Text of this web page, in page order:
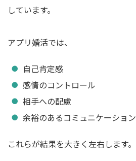
しています。
アプリ婚活では、
自己肯定感
感情のコントロール
相手への配慮
余裕のあるコミュニケーション
これらが結果を大きく左右します。